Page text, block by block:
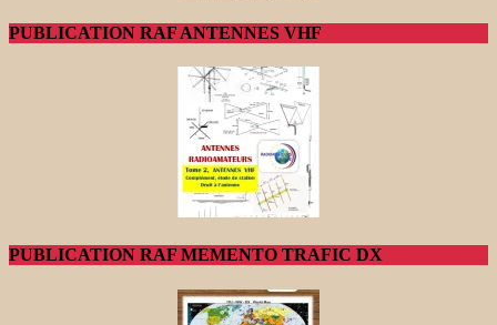
PUBLICATION RAF ANTENNES VHF
PUBLICATION RAF MEMENTO TRAFIC DX